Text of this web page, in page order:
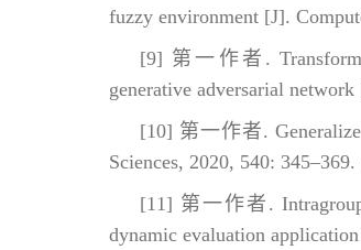
fuzzy environment [J].
[9] 第一作者.
generative adversarial
[10] 第一作者.
Sciences, 2020, 540:
[11] 第一作者.
dynamic evaluation